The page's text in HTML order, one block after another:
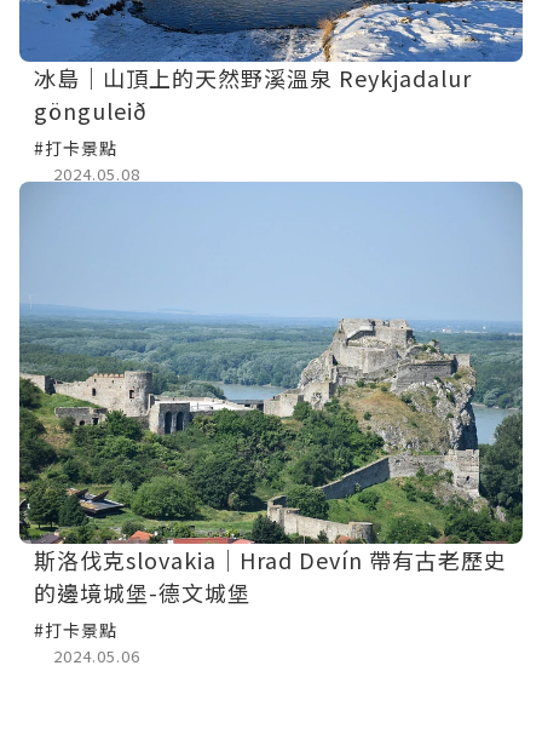
冰島｜山頂上的天然野溪溫泉 Reykjadalur
gönguleið
#打卡景點
2024.05.08
斯洛伐克slovakia｜Hrad Devín 帶有古老歷史
的邊境城堡-德文城堡
#打卡景點
2024.05.06